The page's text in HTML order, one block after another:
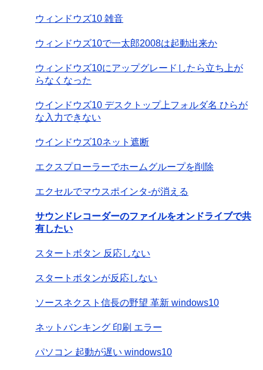
ウィンドウズ10 雑音
ウィンドウズ10で一太郎2008は起動出来か
ウィンドウズ10にアップグレードしたら立ち上が
らなくなった
ウインドウズ10 デスクトップ上フォルダ名 ひらが
な入力できない
ウインドウズ10ネット遮断
エクスプローラーでホームグループを削除
エクセルでマウスポインタ-が消える
サウンドレコーダーのファイルをオンドライブで共
有したい
スタートボタン 反応しない
スタートボタンが反応しない
ソースネクスト信長の野望 革新 windows10
ネットバンキング 印刷 エラー
パソコン 起動が遅い windows10